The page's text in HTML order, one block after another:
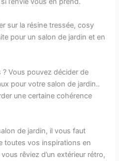
sur la résine tressée, cosy
pour un salon de jardin et en
Vous pouvez décider de
pour votre salon de jardin..
une certaine cohérence
de jardin, il vous faut
toutes vos inspirations en
rêviez d’un extérieur rétro,